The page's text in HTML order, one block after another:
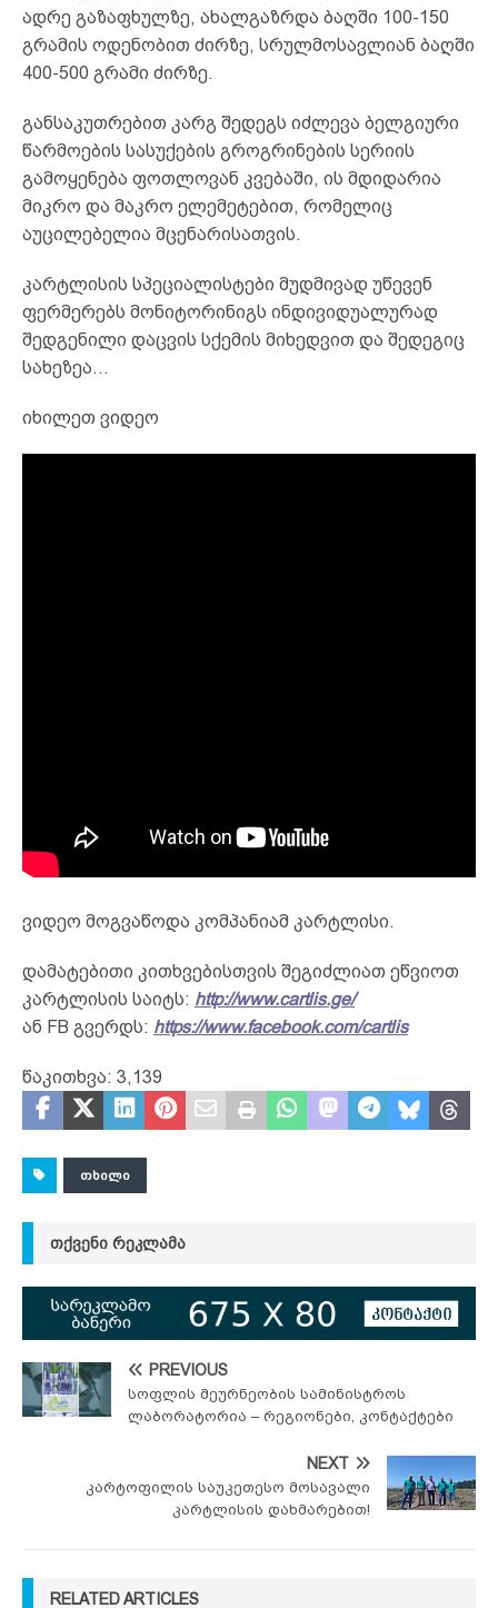
ადრე გაზაფხულზე, ახალგაზრდა ბაღში 100-150
გრამის ოდენობით ძირზე, სრულმოსავლიან ბაღში
400-500 გრამი ძირზე.
განსაკუთრებით კარგ შედეგს იძლევა ბელგიური
წარმოების სასუქების გროგრინების სერიის
გამოყენება ფოთლოვან კვებაში, ის მდიდარია
მიკრო და მაკრო ელემეტებით, რომელიც
აუცილებელია მცენარისათვის.
კარტლისის სპეციალისტები მუდმივად უწევენ
ფერმერებს მონიტორინიგს ინდივიდუალურად
შედგენილი დაცვის სქემის მიხედვით და შედეგიც
სახეზეა…
იხილეთ ვიდეო
ვიდეო მოგვაწოდა კომპანიამ კარტლისი.
დამატებითი კითხვებისთვის შეგიძლიათ ეწვიოთ
კარტლისის საიტს: http://www.cartlis.ge/
ან FB გვერდს: https://www.facebook.com/cartlis
წაკითხვა: 3,139
ᲗᲮᲘᲚᲘ
ᲗᲥᲕᲔᲜᲘ ᲠᲔᲙᲚᲐᲛᲐ
PREVIOUS
სოფლის მეურნეობის სამინისტროს
ლაბორატორია – რეგიონები, კონტაქტები
NEXT
კარტოფილის საუკეთესო მოსავალი
კარტლისის დახმარებით!
RELATED ARTICLES